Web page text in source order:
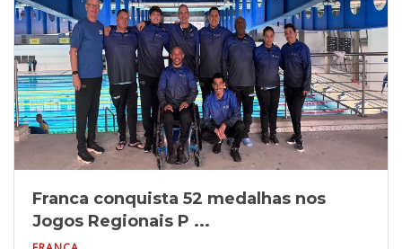
Franca conquista 52 medalhas nos
Jogos Regionais P ...